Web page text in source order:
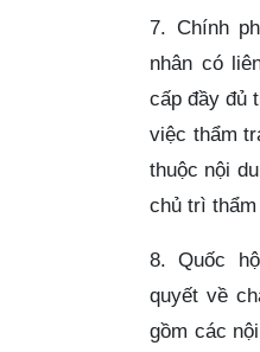
7. Chính
nhân có
cấp đầy đủ
việc thẩm
thuộc nội
chủ trì
8. Quốc
quyết về
gồm các